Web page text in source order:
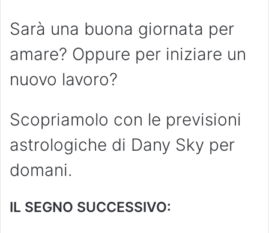
Sarà una buona giornata per
amare? Oppure per iniziare un
nuovo lavoro?
Scopriamolo con le previsioni
astrologiche di Dany Sky per
domani.
IL SEGNO SUCCESSIVO: